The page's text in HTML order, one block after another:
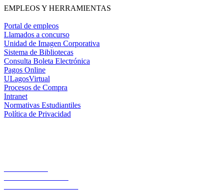
EMPLEOS Y HERRAMIENTAS
Portal de empleos
Llamados a concurso
Unidad de Imagen Corporativa
Sistema de Bibliotecas
Consulta Boleta Electrónica
Pagos Online
ULagosVirtual
Procesos de Compra
Intranet
Normativas Estudiantiles
Política de Privacidad